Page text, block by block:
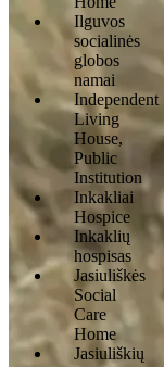
Ilguvos
socialinės
globos
namai
Independent
Living
House,
Public
Institution
Inkakliai
Hospice
Inkaklių
hospisas
Jasiuliškės
Social
Care
Home
Jasiuliškių